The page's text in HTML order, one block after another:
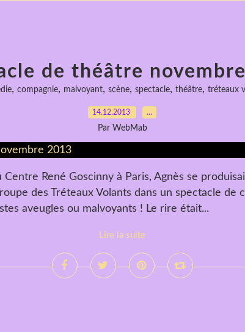
de théâtre
, compagnie, malvoyant, scène, spectacle, théâtre, tréteaux
14.12.2013 …
Par WebMab
Centre René Goscinny à Paris, Agnès se
des Tréteaux Volants dans un spectacle de
aveugles ou malvoyants ! Le rire était...
Lire la suite